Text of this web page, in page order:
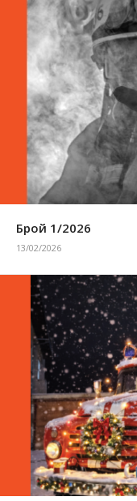
Брой 1/2026
13/02/2026